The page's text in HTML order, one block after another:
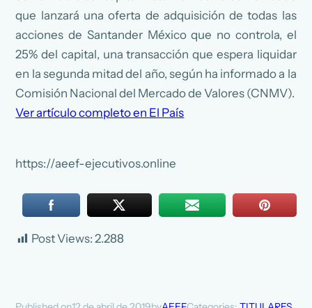
que lanzará una oferta de adquisición de todas las
acciones de Santander México que no controla, el
25% del capital, una transacción que espera liquidar
en la segunda mitad del año, según ha informado a la
Comisión Nacional del Mercado de Valores (CNMV).
Ver artículo completo en El País
https://aeef-ejecutivos.online
Post Views: 2.288